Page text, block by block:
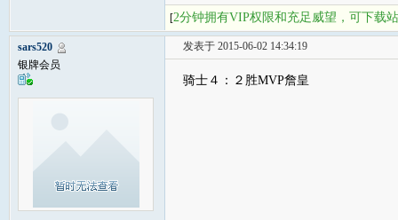
[2分钟拥有VIP权限和充足威望，可下载
sars520
银牌会员
发表于 2015-06-02 14:34:19
骑士４：２胜MVP詹皇